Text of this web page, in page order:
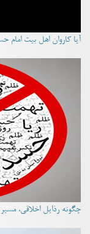
آیا کاروان اهل بیت امام
چگونه رذایل اخلاقی،